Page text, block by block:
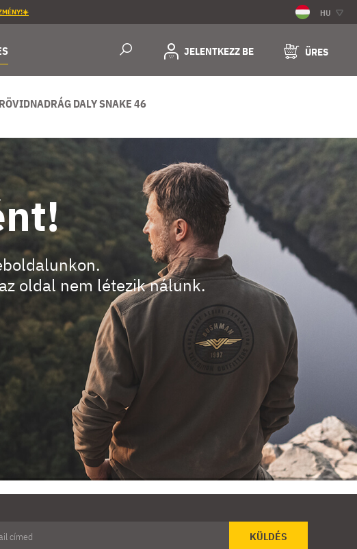
HU
JELENTKEZZ BE ÜRES
RÖVIDNADRÁG DALY SNAKE 46
oldal nem létezik nálunk.
KÜLDÉS